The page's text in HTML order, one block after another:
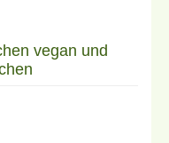
vegan und